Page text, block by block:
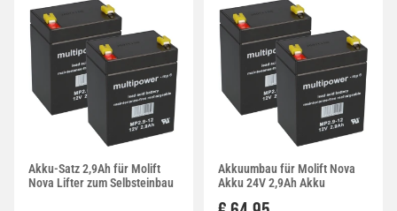
Akku-Satz 2,9Ah für Molift
Nova Lifter zum Selbsteinbau
Akkuumbau für Molift Nova
Akku 24V 2,9Ah Akku